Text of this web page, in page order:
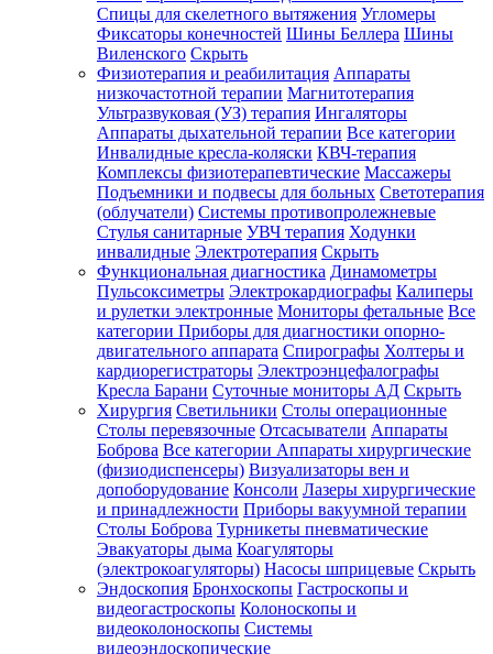
Спицы для скелетного вытяжения Угломеры
Фиксаторы конечностей Шины Беллера Шины
Виленского Скрыть
Физиотерапия и реабилитация Аппараты
низкочастотной терапии Магнитотерапия
Ультразвуковая (УЗ) терапия Ингаляторы
Аппараты дыхательной терапии Все категории
Инвалидные кресла-коляски КВЧ-терапия
Комплексы физиотерапевтические Массажеры
Подъемники и подвесы для больных Светотерапия
(облучатели) Системы противопролежневые
Стулья санитарные УВЧ терапия Ходунки
инвалидные Электротерапия Скрыть
Функциональная диагностика Динамометры
Пульсоксиметры Электрокардиографы Калиперы
и рулетки электронные Мониторы фетальные Все
категории Приборы для диагностики опорно-
двигательного аппарата Спирографы Холтеры и
кардиорегистраторы Электроэнцефалографы
Кресла Барани Суточные мониторы АД Скрыть
Хирургия Светильники Столы операционные
Столы перевязочные Отсасыватели Аппараты
Боброва Все категории Аппараты хирургические
(физиодиспенсеры) Визуализаторы вен и
допоборудование Консоли Лазеры хирургические
и принадлежности Приборы вакуумной терапии
Столы Боброва Турникеты пневматические
Эвакуаторы дыма Коагуляторы
(электрокоагуляторы) Насосы шприцевые Скрыть
Эндоскопия Бронхоскопы Гастроскопы и
видеогастроскопы Колоноскопы и
видеоколоноскопы Системы
видеоэндоскопические